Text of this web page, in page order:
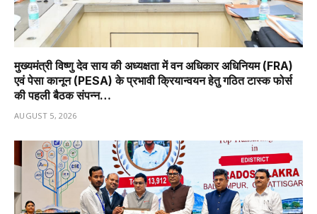
मुख्यमंत्री विष्णु देव साय की अध्यक्षता में वन अधिकार अधिनियम (FRA)
एवं पेसा कानून (PESA) के प्रभावी क्रियान्वयन हेतु गठित टास्क फोर्स
की पहली बैठक संपन्न…
AUGUST 5, 2026